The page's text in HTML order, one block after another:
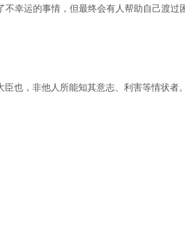
幸运的事情，但最终会有人帮助自己渡过
也，非他人所能知其意志、利害等情状者。